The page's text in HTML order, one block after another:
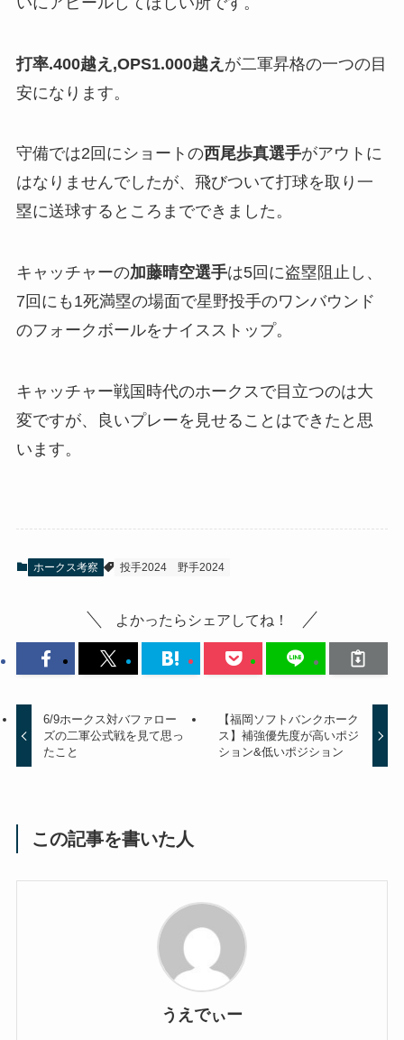
打率.400越え,OPS1.000越え が二軍昇格の一つの目
安になります。
守備では2回にショートの西尾歩真選手がアウトに
はなりませんでしたが、飛びついて打球を取り一
塁に送球するところまでできました。
キャッチャーの加藤晴空選手は5回に盗塁阻止し、
7回にも1死満塁の場面で星野投手のワンバウンド
のフォークボールをナイスストップ。
キャッチャー戦国時代のホークスで目立つのは大
変ですが、良いプレーを見せることはできたと思
います。
ホークス考察 投手2024 野手2024
よかったらシェアしてね！
6/9ホークス対バファロー
ズの二軍公式戦を見て思っ
たこと
【福岡ソフトバンクホーク
ス】補強優先度が高いポジ
ション&低いポジション
この記事を書いた人
うえでぃー